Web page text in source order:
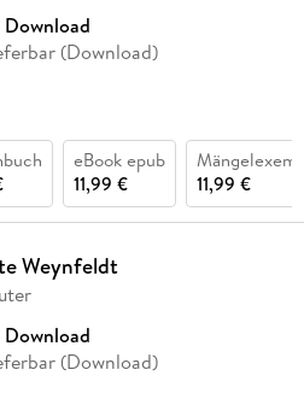
(Download)
eBook epub
11,99 €
11,99 €
Weynfeldt
(Download)